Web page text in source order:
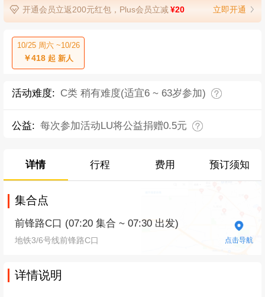
开通会员立返200元红包，Plus会员立减¥20 立即开通
10/25 周六 ~10/26
￥418起 新人
活动难度: C类 稍有难度(适宜6 ~ 63岁参加)
公益: 每次参加活动LU将公益捐赠0.5元
详情 行程 费用 预订须知
集合点
前锋路C口 (07:20 集合 ~ 07:30 出发)
地铁3/6号线前锋路C口 点击导航
详情说明